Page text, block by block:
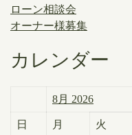
ローン相談会
オーナー様募集
カレンダー
8月 2026
日 月 火